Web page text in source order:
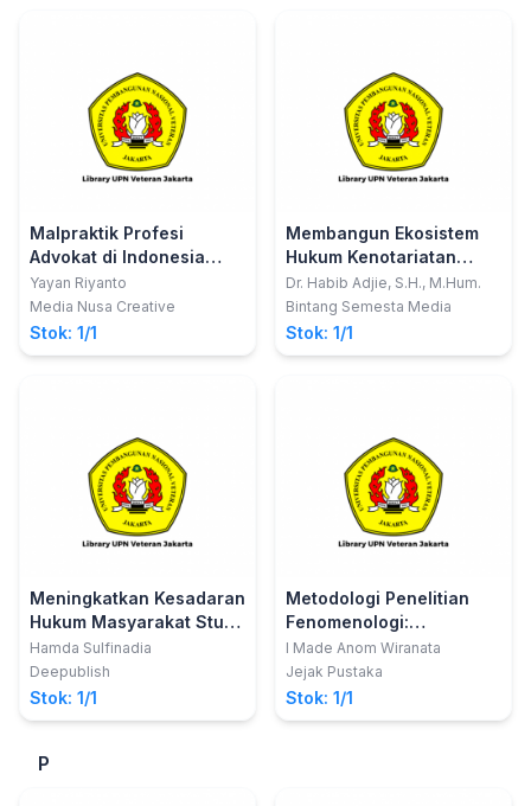
Malpraktik Profesi
Advokat di Indonesia
Advocate Profession
Malpractice in Indonesia
Yayan Riyanto
Media Nusa Creative
Stok: 1/1
Membangun Ekosistem
Hukum Kenotariatan
Indonesia
Dr. Habib Adjie, S.H., M.Hum.
Bintang Semesta Media
Stok: 1/1
Meningkatkan Kesadaran
Hukum Masyarakat Studi
Atas Pelanggaran
Peraturan Perundang-
Undangan Tentang
Perkawinan
Hamda Sulfinadia
Deepublish
Stok: 1/1
Metodologi Penelitian
Fenomenologi:
Pendekatan Hussalian
dan Heideggerian
I Made Anom Wiranata
Jejak Pustaka
Stok: 1/1
P